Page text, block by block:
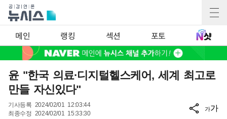
메인 랭킹 섹션 포토
윤 "한국 의료·디지털헬스케어, 세계 최고로
만들 자신있다"
기사등록 2024/02/01 12:03:44
최종수정 2024/02/01 15:33:30
가가